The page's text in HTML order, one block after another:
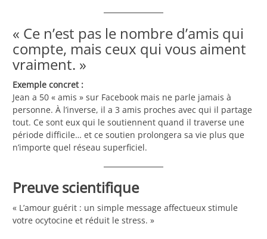
« Ce n’est pas le nombre d’amis qui
compte, mais ceux qui vous aiment
vraiment. »
Exemple concret :
Jean a 50 « amis » sur Facebook mais ne parle jamais à
personne. À l’inverse, il a 3 amis proches avec qui il partage
tout. Ce sont eux qui le soutiennent quand il traverse une
période difficile… et ce soutien prolongera sa vie plus que
n’importe quel réseau superficiel.
Preuve scientifique
« L’amour guérit : un simple message affectueux stimule
votre ocytocine et réduit le stress. »